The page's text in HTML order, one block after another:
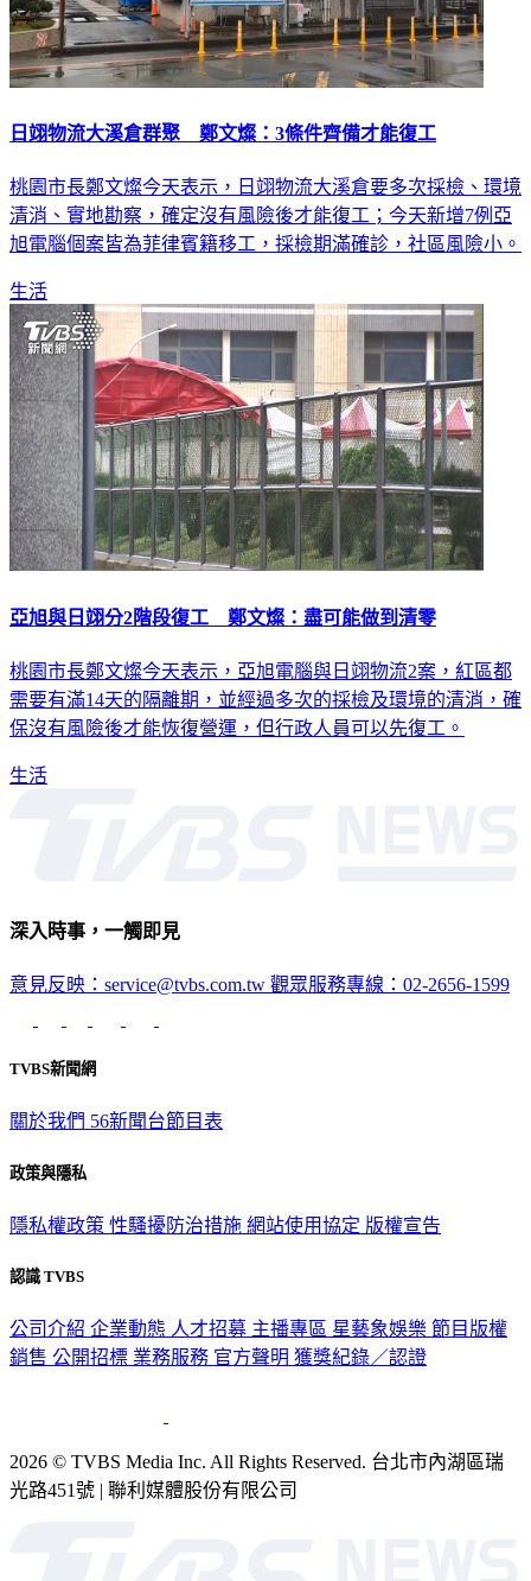
日翊物流大溪倉群聚 鄭文燦：3條件齊備才能復工
桃園市長鄭文燦今天表示，日翊物流大溪倉要多次採檢、環境
清消、實地勘察，確定沒有風險後才能復工；今天新增7例亞
旭電腦個案皆為菲律賓籍移工，採檢期滿確診，社區風險小。
生活
亞旭與日翊分2階段復工 鄭文燦：盡可能做到清零
桃園市長鄭文燦今天表示，亞旭電腦與日翊物流2案，紅區都
需要有滿14天的隔離期，並經過多次的採檢及環境的清消，確
保沒有風險後才能恢復營運，但行政人員可以先復工。
生活
深入時事，一觸即見
意見反映：service@tvbs.com.tw 觀眾服務專線：02-2656-1599
TVBS新聞網
關於我們 56新聞台節目表
政策與隱私
隱私權政策 性騷擾防治措施 網站使用協定 版權宣告
認識 TVBS
公司介紹 企業動態 人才招募 主播專區 星藝象娛樂 節目版權
銷售 公開招標 業務服務 官方聲明 獲獎紀錄／認證
2026 © TVBS Media Inc. All Rights Reserved. 台北市內湖區瑞
光路451號 | 聯利媒體股份有限公司